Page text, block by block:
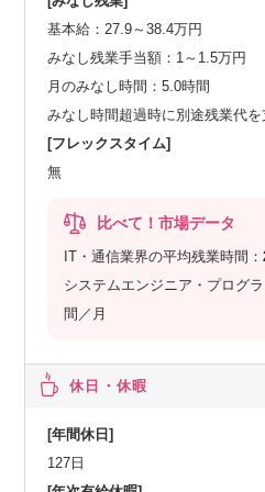
基本給：27.9～38.4万円
みなし残業手当額：1～1.5万円
月のみなし時間：5.0時間
みなし時間超過時に別途残業代を
[フレックスタイム]
無
比べて！市場データ
IT・通信業界の平均残業時間：
システムエンジニア・プログ
間／月
休日・休暇
[年間休日]
127日